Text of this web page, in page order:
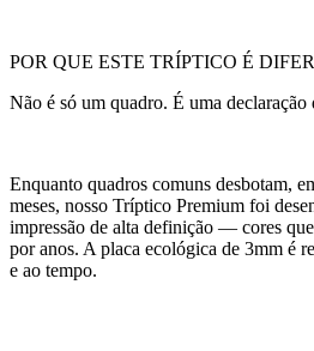
POR QUE ESTE TRÍPTICO É
Não é só um quadro. É uma declaração
Enquanto quadros comuns desbotam,
meses, nosso Tríptico Premium foi
impressão de alta definição — cores
por anos. A placa ecológica de 3mm é
e ao tempo.